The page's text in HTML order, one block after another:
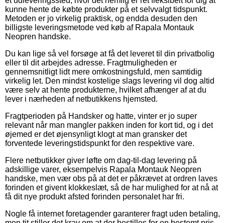
kunne hente de købte produkter på et selvvalgt tidspunkt.
Metoden er jo virkelig praktisk, og endda desuden den
billigste leveringsmetode ved køb af Rapala Montauk
Neopren handske.
Du kan lige så vel forsøge at få det leveret til din privatbolig
eller til dit arbejdes adresse. Fragtmuligheden er
gennemsnitligt lidt mere omkostningsfuld, men samtidig
virkelig let. Den mindst kostelige slags levering vil dog altid
være selv at hente produkterne, hvilket afhænger af at du
lever i nærheden af netbutikkens hjemsted.
Fragtperioden på Handsker og hatte, vinter er jo super
relevant når man mangler pakken inden for kort tid, og i det
øjemed er det øjensynligt klogt at man gransker det
forventede leveringstidspunkt for den respektive vare.
Flere netbutikker giver løfte om dag-til-dag levering på
adskillige varer, eksempelvis Rapala Montauk Neopren
handske, men vær obs på at det er påkrævet at ordren laves
forinden et givent klokkeslæt, så de har mulighed for at nå at
få dit nye produkt afsted forinden personalet har fri.
Nogle få internet foretagender garanterer fragt uden betaling,